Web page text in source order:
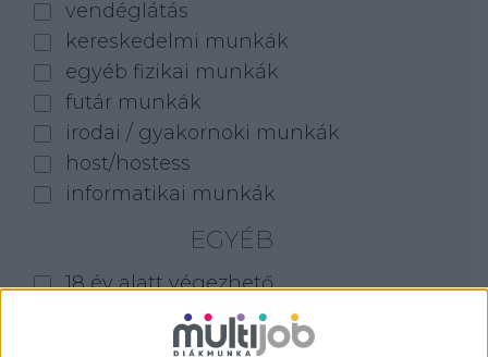
vendéglátás
kereskedelmi munkák
egyéb fizikai munkák
futár munkák
irodai / gyakornoki munkák
host/hostess
informatikai munkák
EGYÉB
18 év alatt végezhető
for foreigners (külföldieknek)
homeoffice